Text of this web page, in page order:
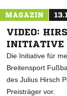
MAGAZIN
VIDEO:
INITIATIVE
Die Initiative für
Breitensport
des Julius Hirsch
Preisträger vor.